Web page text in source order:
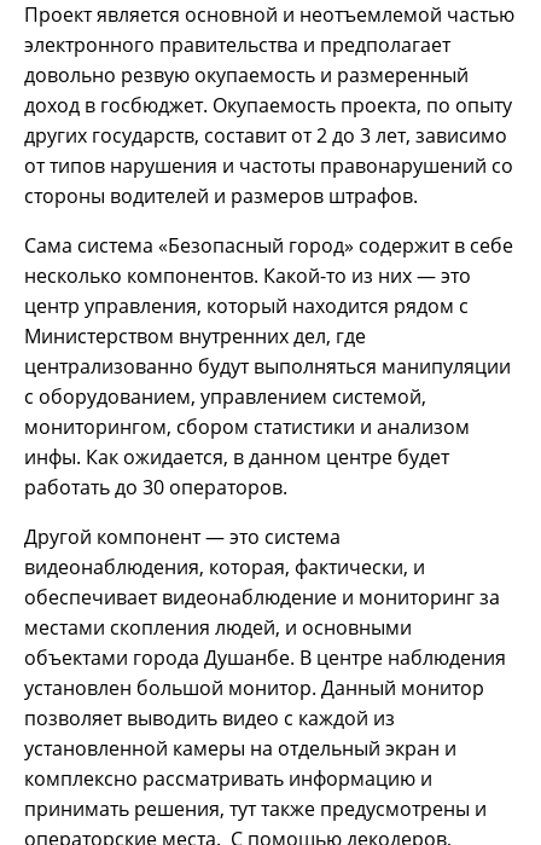
Проект является основной и неотъемлемой частью
электронного правительства и предполагает
довольно резвую окупаемость и размеренный
доход в госбюджет. Окупаемость проекта, по опыту
других государств, составит от 2 до 3 лет, зависимо
от типов нарушения и частоты правонарушений со
стороны водителей и размеров штрафов.
Сама система «Безопасный город» содержит в себе
несколько компонентов. Какой-то из них — это
центр управления, который находится рядом с
Министерством внутренних дел, где
централизованно будут выполняться манипуляции
с оборудованием, управлением системой,
мониторингом, сбором статистики и анализом
инфы. Как ожидается, в данном центре будет
работать до 30 операторов.
Другой компонент — это система
видеонаблюдения, которая, фактически, и
обеспечивает видеонаблюдение и мониторинг за
местами скопления людей, и основными
объектами города Душанбе. В центре наблюдения
установлен большой монитор. Данный монитор
позволяет выводить видео с каждой из
установленной камеры на отдельный экран и
комплексно рассматривать информацию и
принимать решения, тут также предусмотрены и
операторские места. С помощью декодеров,